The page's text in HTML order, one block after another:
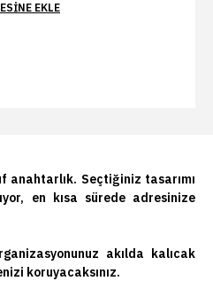
EKLE
anahtarlık. Seçtiğiniz tasarımı
en kısa sürede adresinize
akılda kalıcak
koruyacaksınız.